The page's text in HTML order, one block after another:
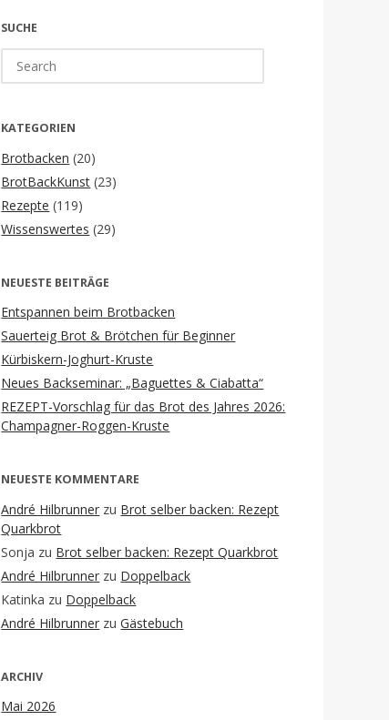
SUCHE
for:
KATEGORIEN
Brotbacken (20)
BrotBackKunst (23)
Rezepte (119)
Wissenswertes (29)
NEUESTE BEITRÄGE
Entspannen beim Brotbacken
Sauerteig Brot & Brötchen für Beginner
Kürbiskern-Joghurt-Kruste
Neues Backseminar: „Baguettes & Ciabatta“
REZEPT-Vorschlag für das Brot des Jahres 2026:
Champagner-Roggen-Kruste
NEUESTE KOMMENTARE
André Hilbrunner zu Brot selber backen: Rezept
Quarkbrot
Sonja zu Brot selber backen: Rezept Quarkbrot
André Hilbrunner zu Doppelback
Katinka zu Doppelback
André Hilbrunner zuGästebuch
ARCHIV
Mai 2026